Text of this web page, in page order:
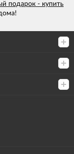
подарок - купить